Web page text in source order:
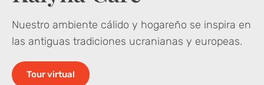
Nuestro ambiente cálido y hogareño se inspira en
las antiguas tradiciones ucranianas y europeas.
Tour virtual